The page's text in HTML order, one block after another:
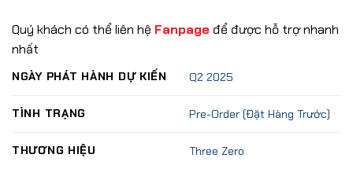
Quý khách có thể liên hệ Fanpage để được hỗ trợ nhanh
nhất
NGÀY PHÁT HÀNH DỰ KIẾN Q2 2025
TÌNH TRẠNG Pre-Order (Đặt Hàng Trước)
THƯƠNG HIỆU Three Zero